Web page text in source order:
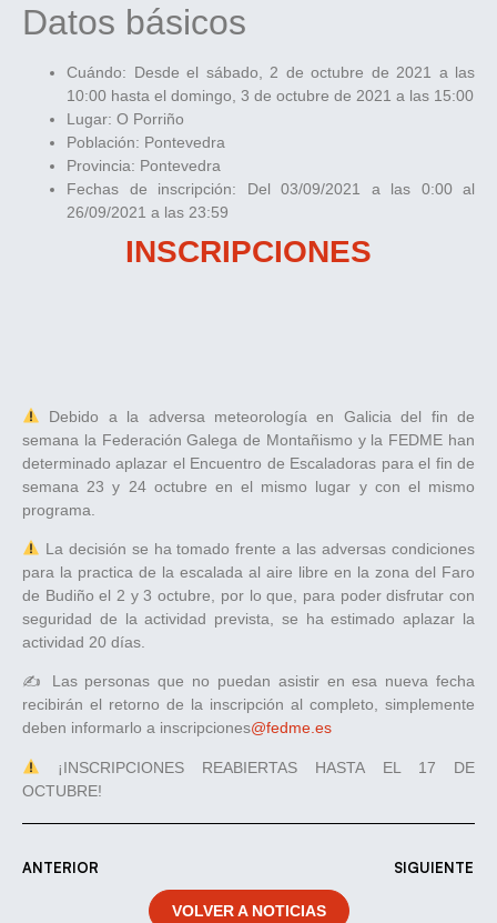
Datos básicos
Cuándo: Desde el sábado, 2 de octubre de 2021 a las
10:00 hasta el domingo, 3 de octubre de 2021 a las 15:00
Lugar: O Porriño
Población: Pontevedra
Provincia: Pontevedra
Fechas de inscripción: Del 03/09/2021 a las 0:00 al
26/09/2021 a las 23:59
INSCRIPCIONES
Debido a la adversa meteorología en Galicia del fin de
semana la Federación Galega de Montañismo y la FEDME han
determinado aplazar el Encuentro de Escaladoras para el fin de
semana 23 y 24 octubre en el mismo lugar y con el mismo
programa.
La decisión se ha tomado frente a las adversas condiciones
para la practica de la escalada al aire libre en la zona del Faro
de Budiño el 2 y 3 octubre, por lo que, para poder disfrutar con
seguridad de la actividad prevista, se ha estimado aplazar la
actividad 20 días.
✍️ Las personas que no puedan asistir en esa nueva fecha
recibirán el retorno de la inscripción al completo, simplemente
deben informarlo a inscripciones@fedme.es
¡INSCRIPCIONES REABIERTAS HASTA EL 17 DE
OCTUBRE!
ANTERIOR SIGUIENTE
VOLVER A NOTICIAS